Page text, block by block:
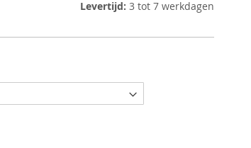
Levertijd: 3 tot 7 werkdagen